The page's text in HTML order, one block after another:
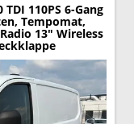
TDI 110PS 6-Gang
Tempomat,
13" Wireless